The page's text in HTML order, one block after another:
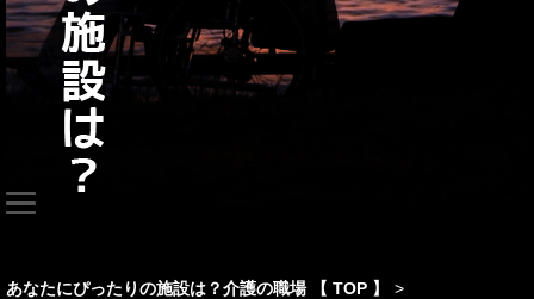
あなたにぴったりの施設は？介護の職場 【 TOP 】
>